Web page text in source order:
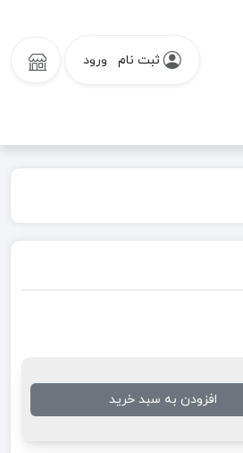
ثبت نام ورود
افزودن به سبد خرید